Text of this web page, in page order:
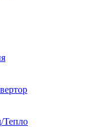
Тепло